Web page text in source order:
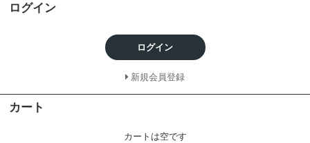
ログイン
ログイン
新規会員登録
カート
カートは空です